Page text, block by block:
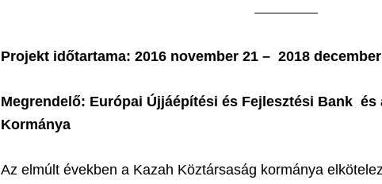
Projekt időtartama: 2016 november 21 – 2018
Megrendelő: Európai Újjáépítési és Fejlesztési Bank és
Kormánya
Az elmúlt években a Kazah Köztársaság kormánya